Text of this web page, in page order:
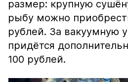
размер: крупную
рыбу можно
рублей. За вакуумную
придётся
100 рублей.